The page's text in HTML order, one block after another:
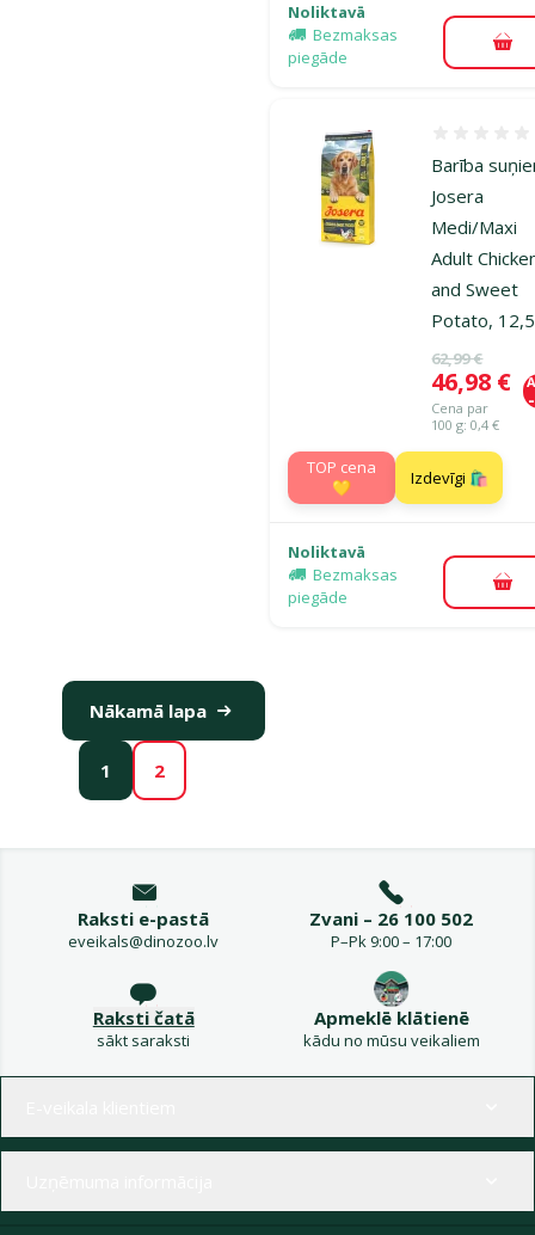
Noliktavā
Bezmaksas
piegāde
Barība
Josera
Medi/Maxi
Adult
and Sweet
Potato,
Oriģinālā
62,99 €
Cena
46,98 €
Cena par
100 g: 0,4 €
TOP cena
💛
Izdevīgi 🛍️
Noliktavā
Bezmaksas
piegāde
1 2
Nākamā lapa
Raksti e-pastā
eveikals@dinozoo.lv
Zvani – 26 100 502
P–Pk 9:00 – 17:00
Raksti čatā
sākt saraksti
Apmeklē klātienē
kādu no mūsu veikaliem